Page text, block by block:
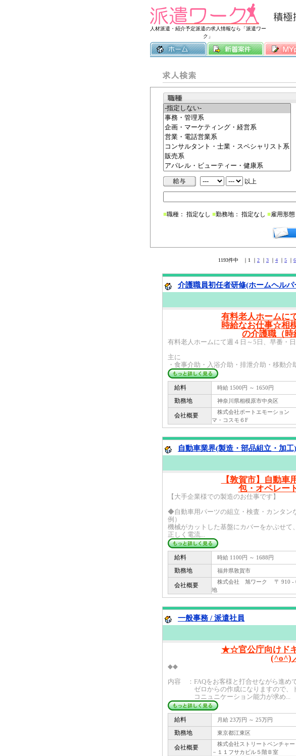
人材派遣・紹介予定派遣の求人情報なら「派遣ワー
ク」
常時
以上
■職種： 指定なし ■勤務地： 指定なし ■雇用形
1193件中 ｜1 ｜ 2 ｜ 3 ｜ 4 ｜ 5 ｜ 6
介護職員初任者研修(ホームヘルパ
有料老人ホームに
時給なお仕事☆相
の介護職（時
有料老人ホームにて週４日～5日、早番・
主に
・食事介助・入浴介助・排泄介助・移動
給料 時給 1500円 ～ 1650円
勤務地 神奈川県相模原市中央区
会社概要
株式会社ポートエモーション
マ・コスモ６F
自動車業界(製造・部品組立・加工
【敦賀市】自動車
包・オペレー
【大手企業様での製造のお仕事です】
◆自動車用パーツの組立・検査・カンタン
例）
機械がカットした基盤にカバーをかぶせて
正しく電流...
給料 時給 1100円 ～ 1688円
勤務地 福井県敦賀市
会社概要
株式会社 旭ワーク 〒 910 -
地
一般事務 / 派遣社員
★☆官公庁向けド
◆◆
内容 ：FAQをお客様と打合せながら進め
ゼロからの作成になりますので、ド
コニュニケーション能力が求め...
給料 月給 23万円 ～ 25万円
勤務地 東京都江東区
会社概要
株式会社ストリートベンチャ
－１１フサカビル５階Ｂ室